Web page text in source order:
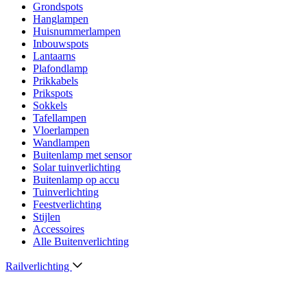
Grondspots
Hanglampen
Huisnummerlampen
Inbouwspots
Lantaarns
Plafondlamp
Prikkabels
Prikspots
Sokkels
Tafellampen
Vloerlampen
Wandlampen
Buitenlamp met sensor
Solar tuinverlichting
Buitenlamp op accu
Tuinverlichting
Feestverlichting
Stijlen
Accessoires
Alle Buitenverlichting
Railverlichting